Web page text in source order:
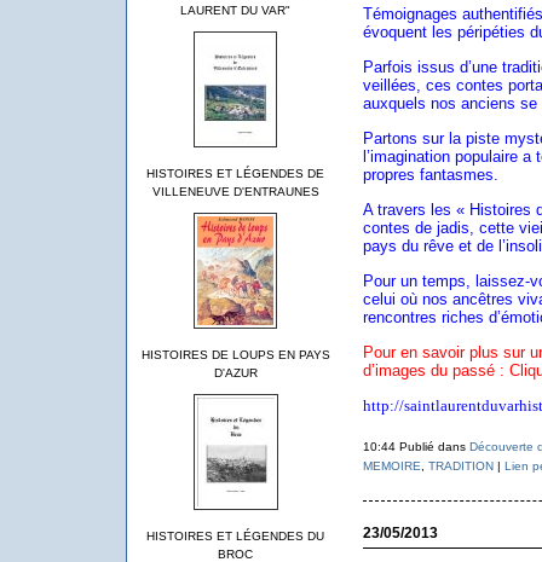
LAURENT DU VAR"
HISTOIRES ET LÉGENDES DE
VILLENEUVE D'ENTRAUNES
HISTOIRES DE LOUPS EN PAYS
D'AZUR
HISTOIRES ET LÉGENDES DU
BROC
Témoignages
évoquent les péripéties
Parfois issus d’une
veillées, ces contes
auxquels nos anciens
Partons sur la piste
l’imagination populaire
propres fantasmes.
A travers les « Histoires
contes de jadis, cette
pays du rêve et de
Pour un temps, laissez-
celui où nos ancêtres
rencontres riches
Pour en savoir plus sur
d’images du passé :
http://
10:44 Publié dans Découverte
MEMOIRE
TRADITION| Lien
23/05/2013